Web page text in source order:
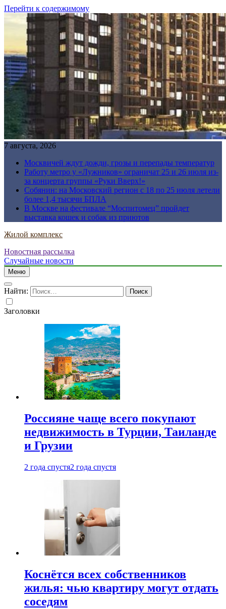
Перейти к содержимому
7 августа, 2026
Москвичей ждут дожди, грозы и перепады температур
Работу метро у «Лужников» ограничат 25 и 26 июля из-
за концерта группы «Руки Вверх!»
Собянин: на Московский регион с 18 по 25 июля летели
более 1,4 тысячи БПЛА
В Москве на фестивале “Моспитомец” пройдет
выставка кошек и собак из приютов
Жилой комплекс
Новостная рассылка
Случайные новости
Меню
Найти:
Заголовки
Россияне чаще всего покупают
недвижимость в Турции, Таиланде
и Грузии
2 года спустя2 года спустя
Коснётся всех собственников
жилья: чью квартиру могут отдать
соседям